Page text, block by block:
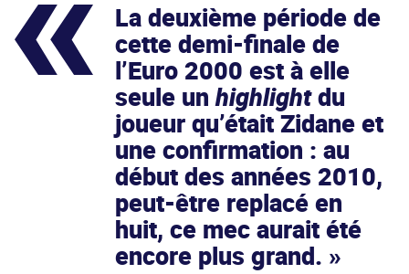
La deuxième période de
cette demi-finale de
l’Euro 2000 est à elle
seule unhighlightdu
joueur qu’était Zidane et
une confirmation : au
début des années 2010,
peut-être replacé en
huit, ce mec aurait été
encore plus grand.